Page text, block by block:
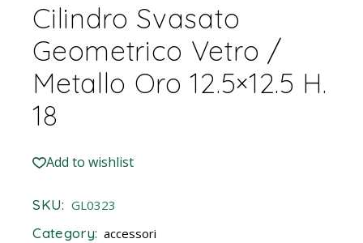
Cilindro Svasato
Geometrico Vetro /
Metallo Oro 12.5×12.5 H.
18
Add to wishlist
SKU: GL0323
Category: accessori